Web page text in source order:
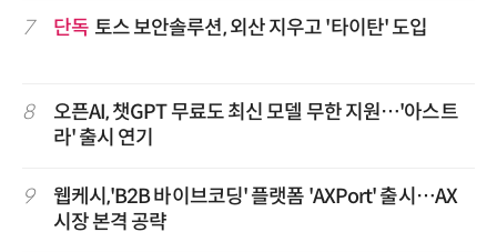
7 단독 토스 보안솔루션, 외산 지우고 '타이탄' 도입
8
오픈AI, 챗GPT 무료도 최신 모델 무한 지원…'아스트
라' 출시 연기
9
웹케시,'B2B 바이브코딩' 플랫폼 'AXPort' 출시…AX
시장 본격 공략